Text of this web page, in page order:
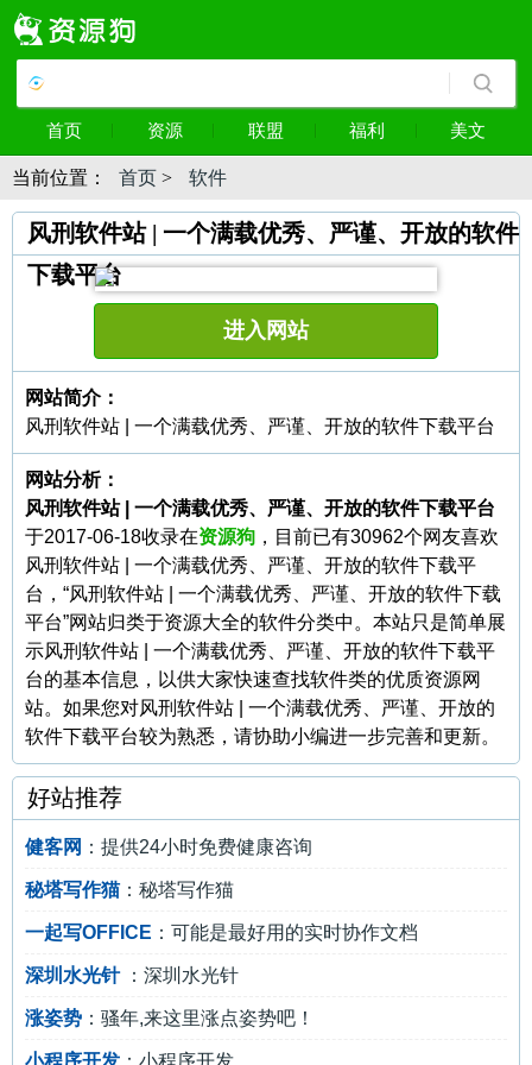
首页 资源 联盟 福利 美文
当前位置： 首页 > 软件
风刑软件站 | 一个满载优秀、严谨、开放的软件
下载平台
进入网站
网站简介：
风刑软件站 | 一个满载优秀、严谨、开放的软件下载平台
网站分析：
风刑软件站 | 一个满载优秀、严谨、开放的软件下载平台
于2017-06-18收录在资源狗 ，目前已有30962个网友喜欢
风刑软件站 | 一个满载优秀、严谨、开放的软件下载平
台，“风刑软件站 | 一个满载优秀、严谨、开放的软件下载
平台”网站归类于资源大全的软件分类中。本站只是简单展
示风刑软件站 | 一个满载优秀、严谨、开放的软件下载平
台的基本信息，以供大家快速查找软件类的优质资源网
站。如果您对风刑软件站 | 一个满载优秀、严谨、开放的
软件下载平台较为熟悉，请协助小编进一步完善和更新。
好站推荐
健客网 ：提供24小时免费健康咨询
秘塔写作猫：秘塔写作猫
一起写OFFICE ：可能是最好用的实时协作文档
深圳水光针 ：深圳水光针
涨姿势 ：骚年,来这里涨点姿势吧！
小程序开发 ：小程序开发